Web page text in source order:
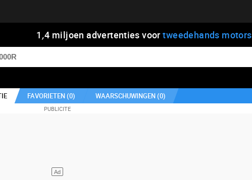
1 ,4 miljoen advertenties voortweedehands motors
FAVORIETEN (0) WAARSCHUWINGEN (0)